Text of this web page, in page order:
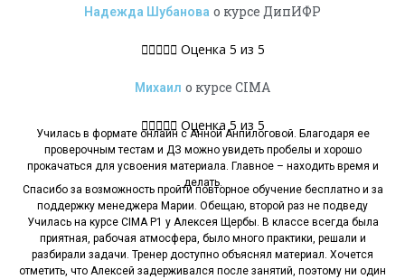
Надежда Шубанова о курсе ДипИФР
 Оценка 5 из 5
Михаил о курсе CIMA
 Оценка 5 из 5
Училась в формате онлайн с Анной Анпилоговой. Благодаря ее
проверочным тестам и ДЗ можно увидеть пробелы и хорошо
прокачаться для усвоения материала. Главное – находить время и
делать.
Спасибо за возможность пройти повторное обучение бесплатно и за
поддержку менеджера Марии. Обещаю, второй раз не подведу
Училась на курсе CIMA P1 у Алексея Щербы. В классе всегда была
приятная, рабочая атмосфера, было много практики, решали и
разбирали задачи. Тренер доступно объяснял материал. Хочется
отметить, что Алексей задерживался после занятий, поэтому ни один